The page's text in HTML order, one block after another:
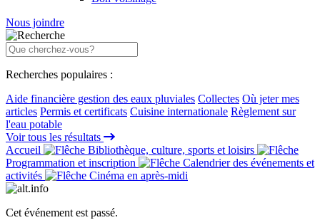
Nous joindre
Recherches populaires :
Aide financière gestion des eaux pluviales Collectes Où jeter mes
articles Permis et certificats Cuisine internationale Règlement sur
l'eau potable
Voir tous les résultats
Accueil
Bibliothèque, culture, sports et loisirs
Programmation et inscription
Calendrier des événements et
activités
Cinéma en après-midi
Cet événement est passé.